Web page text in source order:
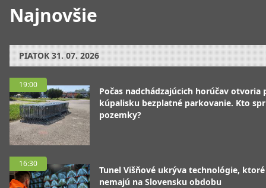
Najnovšie
PIATOK 31. 07. 2026
19:00
Počas nadchádzajúcich horúčav otvoria
kúpalisku bezplatné parkovanie. Kto
pozemky?
16:30
Tunel Višňové ukrýva technológie, ktoré
nemajú na Slovensku obdobu